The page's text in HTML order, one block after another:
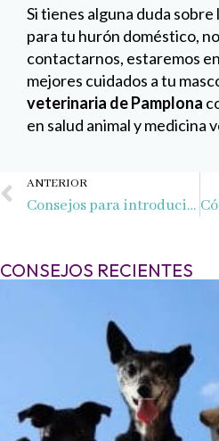
Si tienes alguna duda sobre
para tu hurón doméstico,
contactarnos, estaremos
mejores cuidados a tu
veterinaria de Pamplona
en salud animal y medicina
Ant
ANTERIOR
Consejos para introducir un gato nuevo en casa
CONSEJOS RECIENTES